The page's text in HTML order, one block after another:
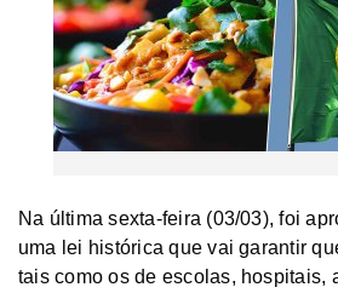
Na última sexta-feira (03/03), foi
uma lei histórica que vai garantir
tais como os de escolas, hospitais,